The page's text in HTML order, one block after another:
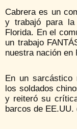
Cabrera es un
y trabajó para la
Florida. En el
un trabajo
nuestra nación en
En un sarcástico
los soldados
y reiteró su
barcos de